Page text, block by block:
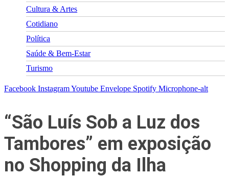
Cultura & Artes
Cotidiano
Política
Saúde & Bem-Estar
Turismo
Facebook InstagramYoutube Envelope Spotify Microphone-alt
“São Luís Sob a Luz dos
Tambores” em exposição
no Shopping da Ilha